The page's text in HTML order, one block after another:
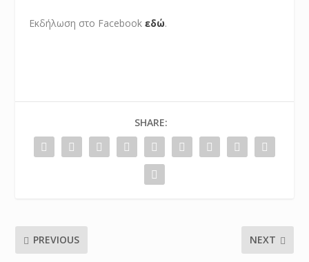
Εκδήλωση στο Facebookεδώ.
SHARE:
PREVIOUS NEXT